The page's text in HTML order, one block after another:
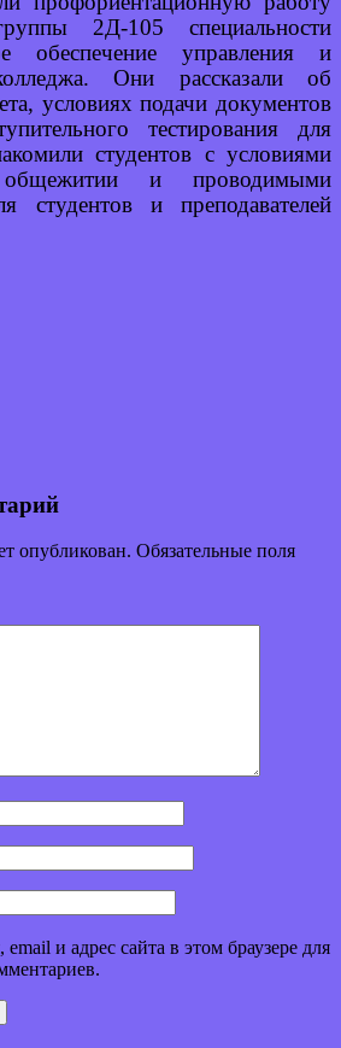
2Д-105 специальности
обеспечение управления и
Они рассказали об
условиях подачи документов
тестирования для
студентов с условиями
и проводимыми
студентов и преподавателей
опубликован. Обязательные поля
и адрес сайта в этом браузере для